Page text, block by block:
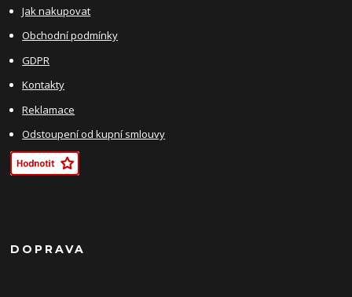
Jak nakupovat
Obchodní podmínky
GDPR
Kontakty
Reklamace
Odstoupení od kupní smlouvy
DOPRAVA